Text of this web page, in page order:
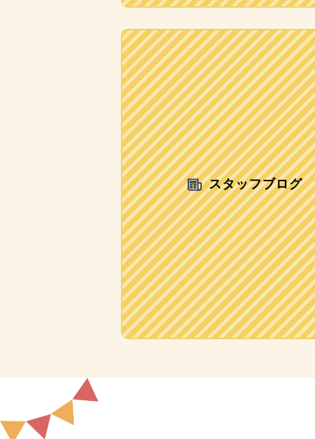
スタッフブログ